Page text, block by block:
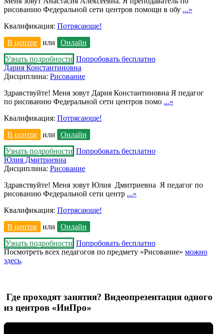
рисованию Федеральной сети центров помощи в обу ...»
Квалификация: Потрясающе!
В центре
или
Онлайн
Узнать подробности Попробовать бесплатно
Дария Константиновна
Дисциплина: Рисование
Здравствуйте! Меня зовут Дария Константиновна Я педагог
по рисованию Федеральной сети центров помо ...»
Квалификация: Потрясающе!
В центре
или
Онлайн
Узнать подробности Попробовать бесплатно
Юлия Дмитриевна
Дисциплина: Рисование
Здравствуйте! Меня зовут Юлия Дмитриевна Я педагог по
рисованию Федеральной сети центр ...»
Квалификация: Потрясающе!
В центре
или
Онлайн
Узнать подробности Попробовать бесплатно
Посмотреть всех педагогов по предмету «Рисование» можно
здесь.
Где проходят занятия? Видеопрезентация одного
из центров «ИнПро»